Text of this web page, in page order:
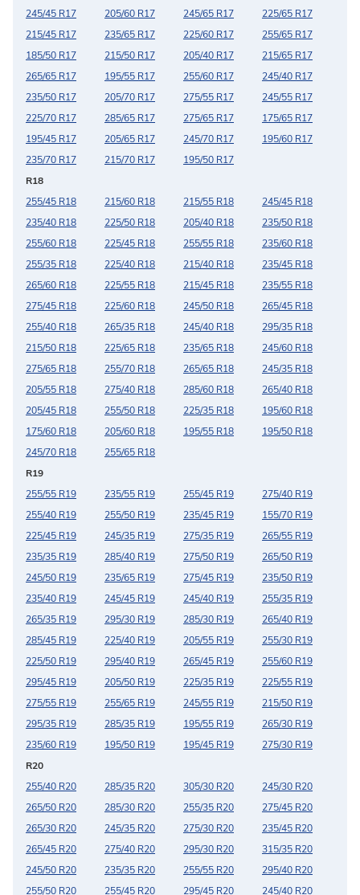
245/45 R17
205/60 R17 245/65 R17
225/65 R17
215/45 R17
235/65 R17 225/60 R17
255/65 R17
185/50 R17
215/50 R17 205/40 R17
215/65 R17
265/65 R17
195/55 R17 255/60 R17
245/40 R17
235/50 R17
205/70 R17 275/55 R17
245/55 R17
225/70 R17
285/65 R17 275/65 R17
175/65 R17
195/45 R17
205/65 R17 245/70 R17
195/60 R17
235/70 R17
215/70 R17
195/50 R17
R18
255/45 R18
215/60 R18 215/55 R18
245/45 R18
235/40 R18
225/50 R18 205/40 R18
235/50 R18
255/60 R18
225/45 R18 255/55 R18
235/60 R18
255/35 R18
225/40 R18 215/40 R18
235/45 R18
265/60 R18
225/55 R18 215/45 R18
235/55 R18
275/45 R18
225/60 R18 245/50 R18
265/45 R18
255/40 R18
265/35 R18 245/40 R18
295/35 R18
215/50 R18
225/65 R18 235/65 R18
245/60 R18
275/65 R18
255/70 R18 265/65 R18
245/35 R18
205/55 R18
275/40 R18 285/60 R18
265/40 R18
205/45 R18
255/50 R18 225/35 R18
195/60 R18
175/60 R18
205/60 R18 195/55 R18
195/50 R18
245/70 R18
255/65 R18
R19
255/55 R19
235/55 R19 255/45 R19
275/40 R19
255/40 R19
255/50 R19 235/45 R19
155/70 R19
225/45 R19
245/35 R19 275/35 R19
265/55 R19
235/35 R19
285/40 R19 275/50 R19
265/50 R19
245/50 R19
235/65 R19 275/45 R19
235/50 R19
235/40 R19
245/45 R19 245/40 R19
255/35 R19
265/35 R19
295/30 R19 285/30 R19
265/40 R19
285/45 R19
225/40 R19 205/55 R19
255/30 R19
225/50 R19
295/40 R19 265/45 R19
255/60 R19
295/45 R19
205/50 R19 225/35 R19
225/55 R19
275/55 R19
255/65 R19 245/55 R19
215/50 R19
295/35 R19
285/35 R19 195/55 R19
265/30 R19
235/60 R19
195/50 R19 195/45 R19
275/30 R19
R20
255/40 R20
285/35 R20 305/30 R20
245/30 R20
265/50 R20
285/30 R20 255/35 R20
275/45 R20
265/30 R20
245/35 R20 275/30 R20
235/45 R20
265/45 R20
275/40 R20 295/30 R20
315/35 R20
245/50 R20
235/35 R20 255/55 R20
295/40 R20
255/50 R20
255/45 R20 295/45 R20 245/40 R20